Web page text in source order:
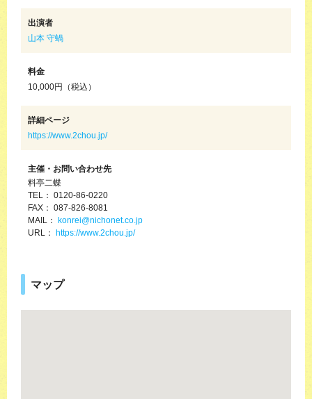
出演者
山本 守蝸
料金
10,000円（税込）
詳細ページ
https://www.2chou.jp/
主催・お問い合わせ先
料亭二蝶
TEL： 0120-86-0220
FAX： 087-826-8081
MAIL： konrei@nichonet.co.jp
URL： https://www.2chou.jp/
マップ